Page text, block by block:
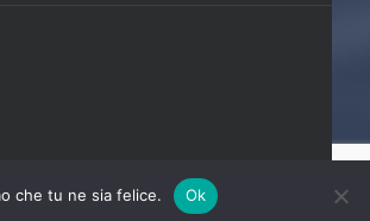
che tu ne sia felice. Ok